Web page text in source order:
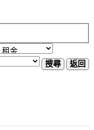
搜尋 返回